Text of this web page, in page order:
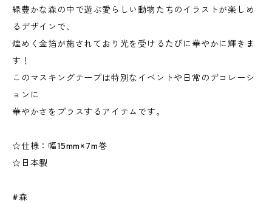
緑豊かな森の中で遊ぶ愛らしい動物たちのイラストが楽しめ
るデザインで、
煌めく金箔が施されており光を受けるたびに華やかに輝きま
す！
このマスキングテープは特別なイベントや日常のデコレーシ
ョンに
華やかさをプラスするアイテムです。
☆仕様：幅15mm×7m巻
☆日本製
#森